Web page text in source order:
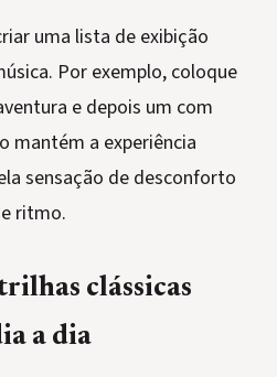
uma lista de exibição
Por exemplo, coloque
e depois um com
mantém a experiência
sensação de desconforto
ritmo.
clássicas
a dia